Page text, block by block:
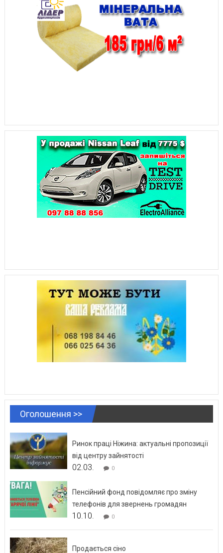
Оголошення >>
Ринок праці Ніжина: актуальні пропозиції
від центру зайнятості
02.03. 0
Пенсійний фонд повідомляє про зміну
телефонів для звернень громадян
10.10. 0
Продається сіно